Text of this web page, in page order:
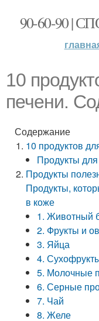
90-60-90 |
10
печени.
Содержание
10 продуктов
Продукты
Продукты
Продукты,
в коже
1. Животный
2. Фрукты и
3. Яйца
4.
5. Молочные
6. Серные
7. Чай
8. Желе